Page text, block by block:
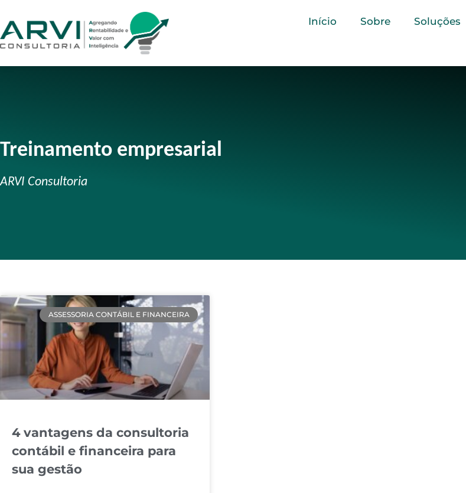
Início Sobre Soluções
Treinamento empresarial
ARVI Consultoria
ASSESSORIA CONTÁBIL E FINANCEIRA
4 vantagens da consultoria
contábil e financeira para
sua gestão